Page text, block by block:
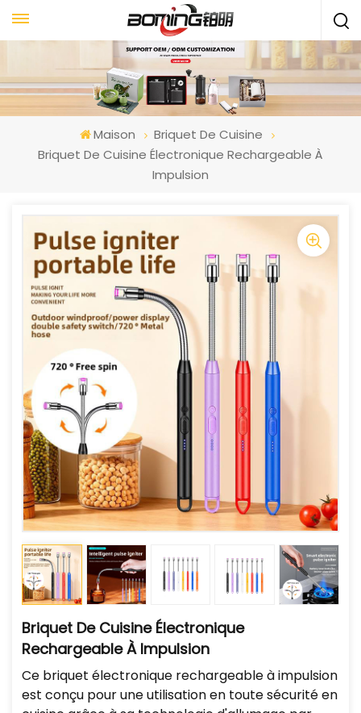
Maison
Briquet De Cuisine
Briquet De Cuisine Électronique Rechargeable À
Impulsion
Briquet De Cuisine Électronique
Rechargeable À Impulsion
Ce briquet électronique rechargeable à impulsion
est conçu pour une utilisation en toute sécurité en